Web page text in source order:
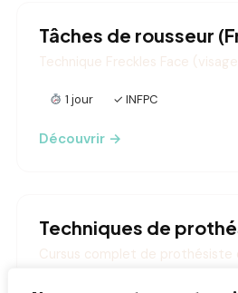
Tâches de rousseur
Technique Freckles Face
1 jour ✓ INFPC
Découvrir →
Techniques de
Cursus complet de prothésiste